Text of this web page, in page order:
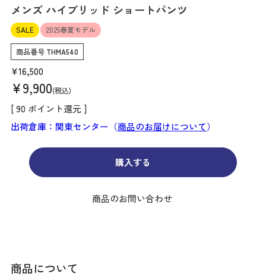
メンズ ハイブリッド ショートパンツ
SALE 2025春夏モデル
商品番号 THMA540
¥16,500
¥9,900 税込
[90 ポイント還元 ]
出荷倉庫：関東センター（商品のお届けについて）
購入する
商品のお問い合わせ
商品について